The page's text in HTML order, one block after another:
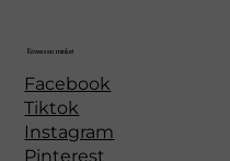
Facebook
Tiktok
Instagram
Pinterest
Kövessen minket